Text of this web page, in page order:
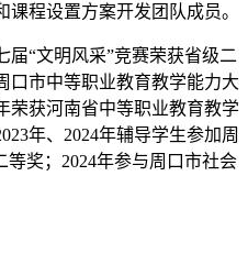
程设置方案开发团队成员。
届“文明风采”竞赛荣获省级二
口市中等职业教育教学能力大
荣获河南省中等职业教育教学
年、2024年辅导学生参加周
等奖；2024年参与周口市社会